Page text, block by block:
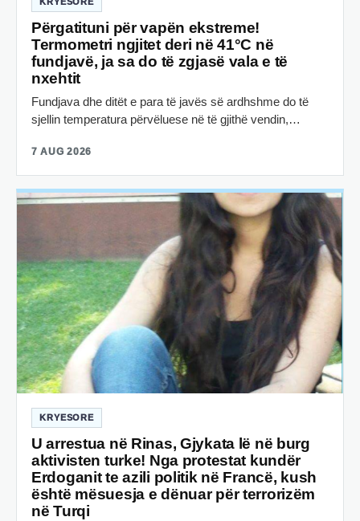
KRYESORE
Përgatituni për vapën ekstreme!
Termometri ngjitet deri në 41°C në
fundjavë, ja sa do të zgjasë vala e të
nxehtit
Fundjava dhe ditët e para të javës së ardhshme do të
sjellin temperatura përvëluese në të gjithë vendin,…
7 AUG 2026
KRYESORE
U arrestua në Rinas, Gjykata lë në burg
aktivisten turke! Nga protestat kundër
Erdoganit te azili politik në Francë, kush
është mësuesja e dënuar për terrorizëm
në Turqi